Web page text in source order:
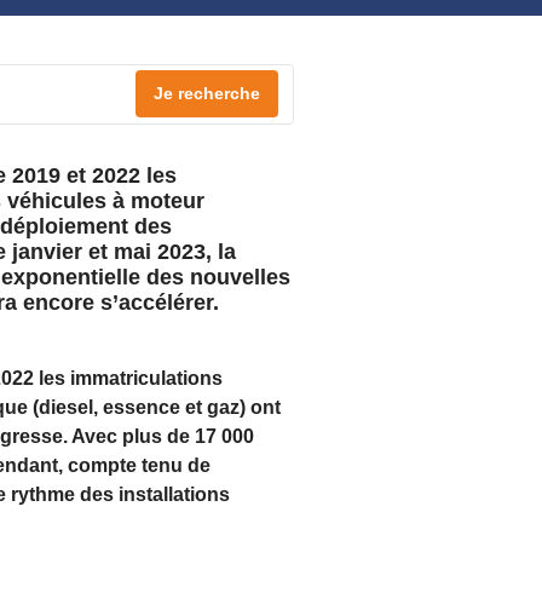
Je recherche
et 2022 les
à moteur
des
et mai 2023, la
des nouvelles
encore s’accélérer.
les immatriculations
(diesel, essence et gaz) ont
Avec plus de 17 000
compte tenu de
rythme des installations